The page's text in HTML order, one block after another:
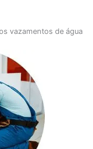
vazamentos de água